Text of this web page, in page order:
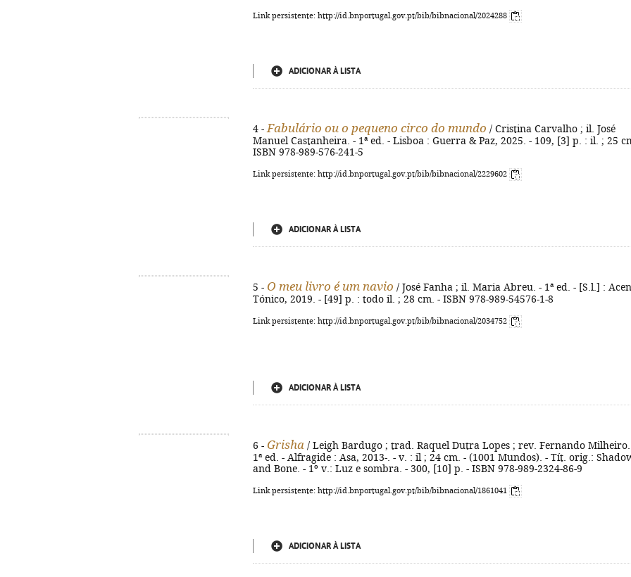
Link persistente: http://id.bnportugal.gov.pt/bib/bibnacional/2024288
ADICIONAR À LISTA
4 - Fabulário ou o pequeno circo do mundo / Cristina Carvalho ; il. José
Manuel Castanheira. - 1ª ed. - Lisboa : Guerra & Paz, 2025. - 109, [3] p. : il. ; 25
ISBN 978-989-576-241-5
Link persistente: http://id.bnportugal.gov.pt/bib/bibnacional/2229602
ADICIONAR À LISTA
5 - O meu livro é um navio / José Fanha ; il. Maria Abreu. - 1ª ed. - [S.l.] :
Tónico, 2019. - [49] p. : todo il. ; 28 cm. - ISBN 978-989-54576-1-8
Link persistente: http://id.bnportugal.gov.pt/bib/bibnacional/2034752
ADICIONAR À LISTA
6 - Grisha / Leigh Bardugo ; trad. Raquel Dutra Lopes ; rev. Fernando
1ª ed. - Alfragide : Asa, 2013-. - v. : il ; 24 cm. - (1001 Mundos). - Tít. orig.:
and Bone. - 1º v.: Luz e sombra. - 300, [10] p. - ISBN 978-989-2324-86-9
Link persistente: http://id.bnportugal.gov.pt/bib/bibnacional/1861041
ADICIONAR À LISTA